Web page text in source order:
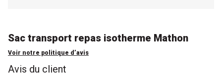
Sac transport repas isotherme Mathon
Voir notre politique d’avis
Avis du client